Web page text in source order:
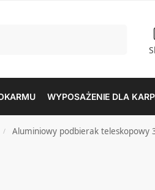
WYPOSAŻENIE DLA
/ Aluminiowy podbierak teleskopowy